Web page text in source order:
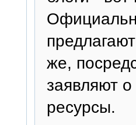
же,
заявляют
ресурсы.